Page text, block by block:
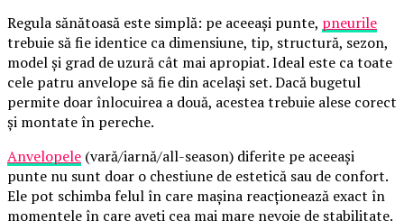
Regula sănătoasă este simplă: pe aceeași punte, pneurile
trebuie să fie identice ca dimensiune, tip, structură, sezon,
model și grad de uzură cât mai apropiat. Ideal este ca toate
cele patru anvelope să fie din același set. Dacă bugetul
permite doar înlocuirea a două, acestea trebuie alese corect
și montate în pereche.
Anvelopele (vară/iarnă/all-season) diferite pe aceeași
punte nu sunt doar o chestiune de estetică sau de confort.
Ele pot schimba felul în care mașina reacționează exact în
momentele în care aveți cea mai mare nevoie de stabilitate.